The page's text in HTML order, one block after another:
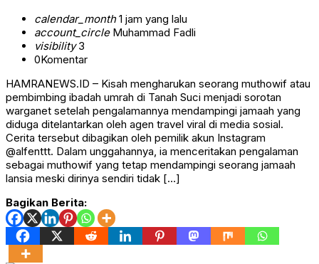
calendar_month1 jam yang lalu
account_circleMuhammad Fadli
visibility3
0Komentar
HAMRANEWS.ID – Kisah mengharukan seorang muthowif atau
pembimbing ibadah umrah di Tanah Suci menjadi sorotan
warganet setelah pengalamannya mendampingi jamaah yang
diduga ditelantarkan oleh agen travel viral di media sosial.
Cerita tersebut dibagikan oleh pemilik akun Instagram
@alfenttt. Dalam unggahannya, ia menceritakan pengalaman
sebagai muthowif yang tetap mendampingi seorang jamaah
lansia meski dirinya sendiri tidak […]
Bagikan Berita: